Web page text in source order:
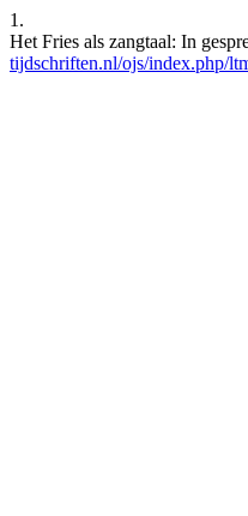
1.
Het Fries als zangtaal: In
tijdschriften.nl/ojs/index.php/